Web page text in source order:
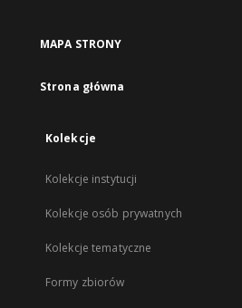
MAPA STRONY
Strona główna
Kolekcje
Kolekcje instytucji
Kolekcje osób prywatnych
Kolekcje tematyczne
Formy zbiorów